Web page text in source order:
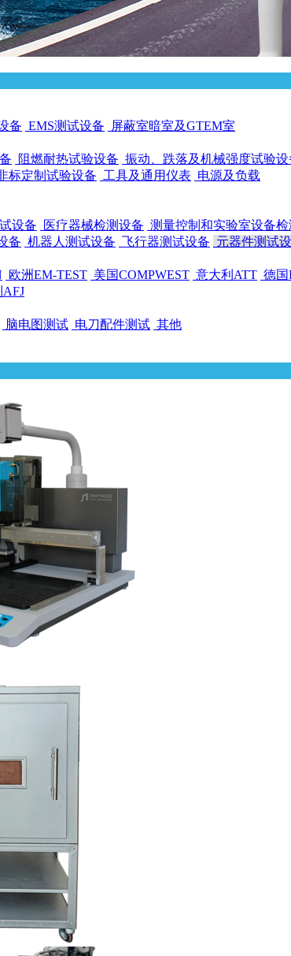
备 EMS测试设备
屏蔽室暗室及GTEM室
阻燃耐热试验设备 振动、跌落及机械强度试验设
标定制试验设备 工具及通用仪表 电源及负载
设备 医疗器械检测设备 测量控制和实验室设备检
备 机器人测试设备 飞行器测试设备 元器件测试
欧洲EM-TEST 美国COMPWEST 意大利ATT 德国
脑电图测试 电刀配件测试 其他